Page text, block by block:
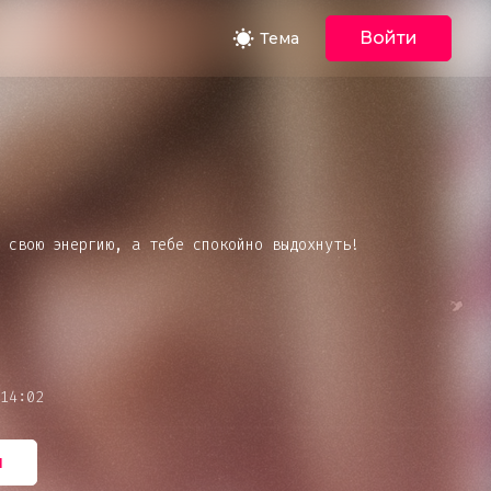
Тема Войти
энергию, а тебе спокойно выдохнуть!
или иные